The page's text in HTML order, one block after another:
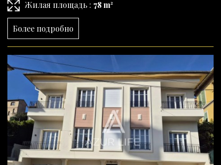
Жилая площадь : 78 m²
Более подробно